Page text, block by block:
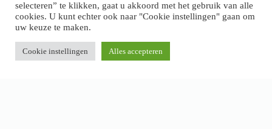
selecteren” te klikken, gaat u akkoord met het gebruik van alle
cookies. U kunt echter ook naar "Cookie instellingen" gaan om
uw keuze te maken.
Cookie instellingen Alles accepteren